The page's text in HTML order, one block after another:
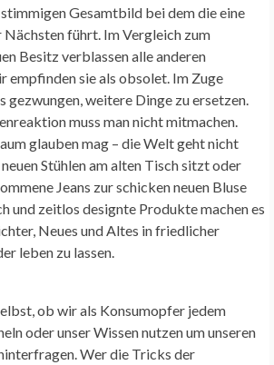
Gesamtbild bei dem die eine
führt. Im Vergleich zum
Besitz verblassen alle anderen
empfinden sie als obsolet. Im Zuge
gezwungen, weitere Dinge zu ersetzen.
muss man nicht mitmachen.
glauben mag – die Welt geht nicht
Stühlen am alten Tisch sitzt oder
Jeans zur schicken neuen Bluse
und zeitlos designte Produkte machen es
Neues und Altes in friedlicher
leben zu lassen.
ob wir als Konsumopfer jedem
oder unser Wissen nutzen um unseren
Wer die Tricks der